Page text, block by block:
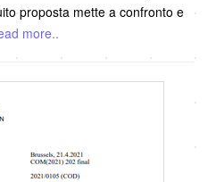
proposta mette a confronto e
more..